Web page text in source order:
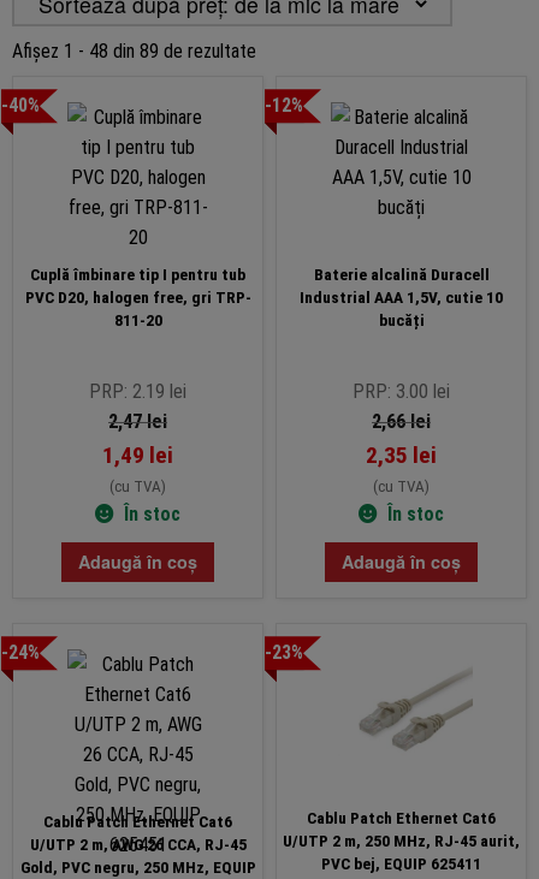
Afișez 1 - 48 din 89 de rezultate
preț:
-40%
Cuplă îmbinare tip I pentru tub
PVC D20, halogen free, gri TRP-
811-20
PRP: 2.19 lei
2,47lei
1,49 lei
(cu TVA)
În stoc
Adaugă în coș
-12%
Baterie alcalină Duracell
Industrial AAA 1,5V, cutie 10
bucăți
PRP: 3.00 lei
2,66lei
2,35 lei
(cu TVA)
În stoc
Adaugă în coș
-24%
Cablu Patch Ethernet Cat6
U/UTP 2 m, AWG 26 CCA, RJ-45
Gold, PVC negru, 250 MHz, EQUIP
-23%
Cablu Patch Ethernet Cat6
U/UTP 2 m, 250 MHz, RJ-45 aurit,
PVC bej, EQUIP 625411